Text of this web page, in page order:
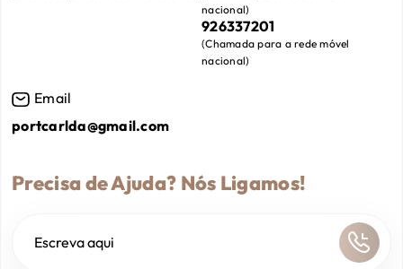
nacional)
926337201
(Chamada para a rede móvel
nacional)
Email
portcarlda@gmail.com
Precisa de Ajuda? Nós Ligamos!